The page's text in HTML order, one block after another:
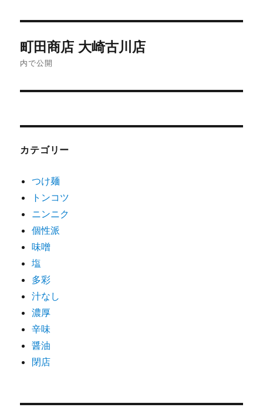
稿
ゲ
ー
シ
ン
町田商店 大崎古川店
内で公開
カテゴリー
つけ麺
トンコツ
ニンニク
個性派
味噌
塩
多彩
汁なし
濃厚
辛味
醤油
閉店